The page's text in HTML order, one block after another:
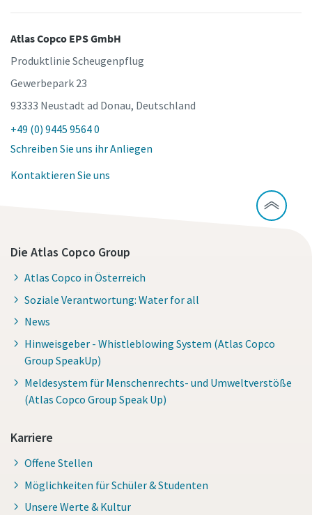
Atlas Copco EPS GmbH
Produktlinie Scheugenpflug
Gewerbepark 23
93333 Neustadt ad Donau, Deutschland
+49 (0) 9445 9564 0
Schreiben Sie uns ihr Anliegen
Kontaktieren Sie uns
Die Atlas Copco Group
Atlas Copco in Österreich
Soziale Verantwortung: Water for all
News
Hinweisgeber - Whistleblowing System (Atlas Copco
Group SpeakUp)
Meldesystem für Menschenrechts- und Umweltverstöße
(Atlas Copco Group Speak Up)
Karriere
Offene Stellen
Möglichkeiten für Schüler & Studenten
Unsere Werte & Kultur